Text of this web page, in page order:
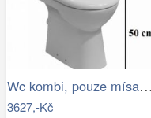
Wc kombi, pouze mísa Jika Deep zadní…
3627,-Kč